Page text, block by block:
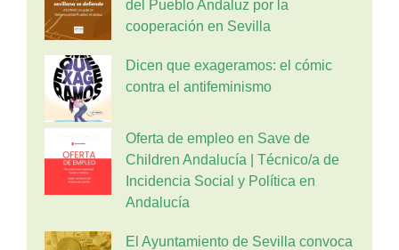
del Pueblo Andaluz por la
cooperación en Sevilla
Dicen que exageramos: el cómic
contra el antifeminismo
Oferta de empleo en Save de
Children Andalucía | Técnico/a de
Incidencia Social y Política en
Andalucía
El Ayuntamiento de Sevilla convoca